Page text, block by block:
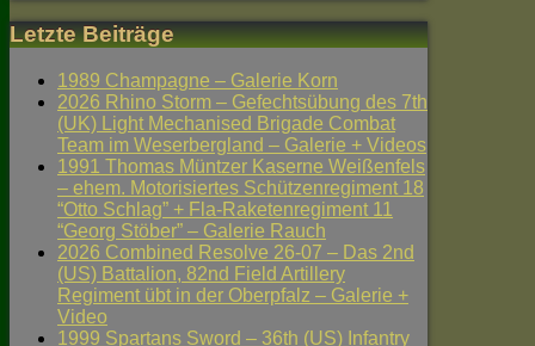
Letzte Beiträge
1989 Champagne – Galerie Korn
2026 Rhino Storm – Gefechtsübung des 7th
(UK) Light Mechanised Brigade Combat
Team im Weserbergland – Galerie + Videos
1991 Thomas Müntzer Kaserne Weißenfels
– ehem. Motorisiertes Schützenregiment 18
“Otto Schlag” + Fla-Raketenregiment 11
“Georg Stöber” – Galerie Rauch
2026 Combined Resolve 26-07 – Das 2nd
(US) Battalion, 82nd Field Artillery
Regiment übt in der Oberpfalz – Galerie +
Video
1999 Spartans Sword – 36th (US) Infantry